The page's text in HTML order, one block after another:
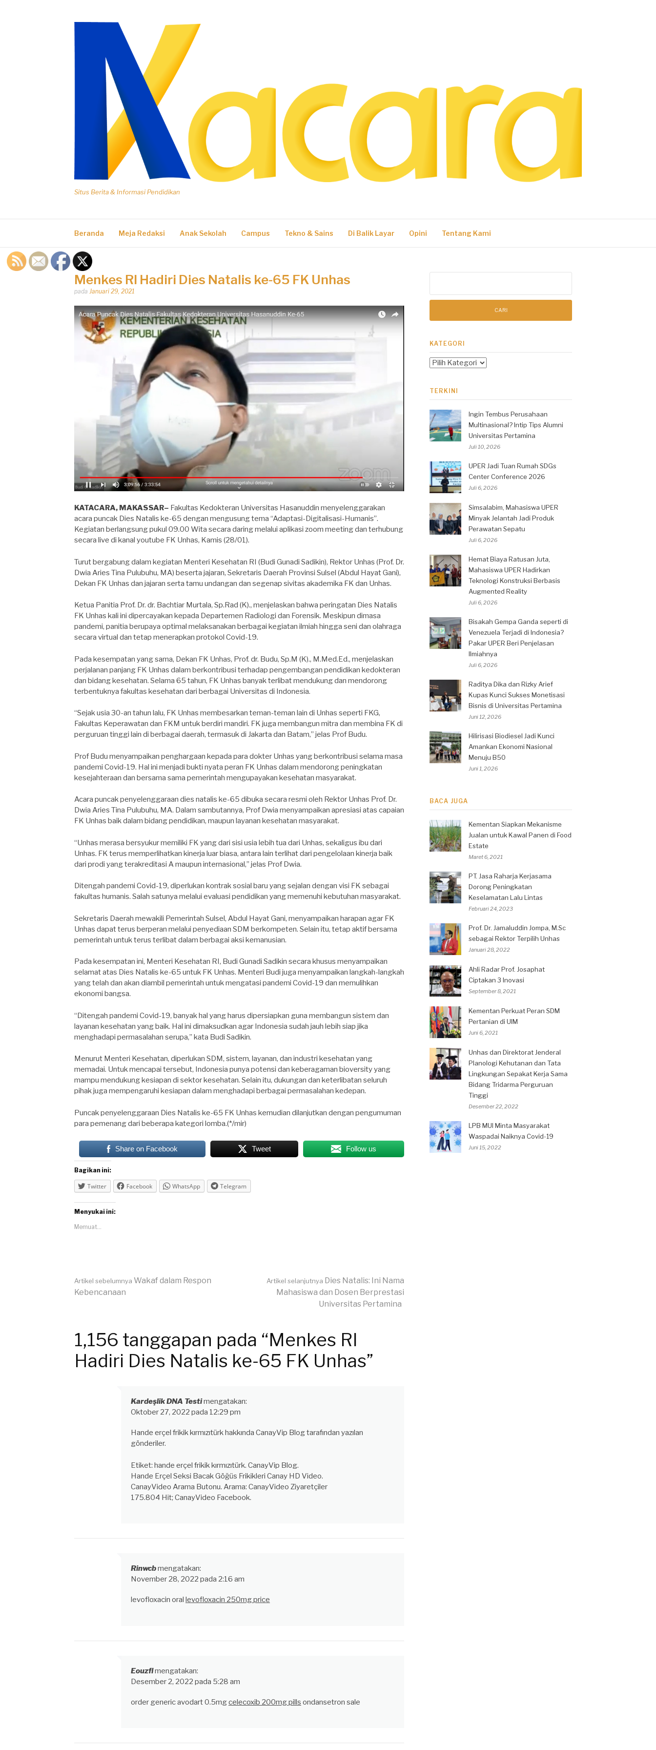
Situs Berita & Informasi Pendidikan
Beranda Meja Redaksi Anak Sekolah Campus Tekno & Sains Di Balik Layar Opini Tentang Kami
Menkes RI Hadiri Dies Natalis ke-65 FK Unhas
Dipos
Dhirga
Erlangga
pada Januari 29, 2021
KATACARA, MAKASSAR– Fakultas Kedokteran Universitas Hasanuddin menyelenggarakan
acara puncak Dies Natalis ke-65 dengan mengusung tema “Adaptasi-Digitalisasi-Humanis”.
Kegiatan berlangsung pukul 09.00 Wita secara daring melalui aplikasi zoom meeting dan terhubung
secara live di kanal youtube FK Unhas, Kamis (28/01).
Turut bergabung dalam kegiatan Menteri Kesehatan RI (Budi Gunadi Sadikin), Rektor Unhas (Prof. Dr.
Dwia Aries Tina Pulubuhu, MA) beserta jajaran, Sekretaris Daerah Provinsi Sulsel (Abdul Hayat Gani),
Dekan FK Unhas dan jajaran serta tamu undangan dan segenap sivitas akademika FK dan Unhas.
Ketua Panitia Prof. Dr. dr. Bachtiar Murtala, Sp.Rad (K)., menjelaskan bahwa peringatan Dies Natalis
FK Unhas kali ini dipercayakan kepada Departemen Radiologi dan Forensik. Meskipun dimasa
pandemi, panitia berupaya optimal melaksanakan berbagai kegiatan ilmiah hingga seni dan olahraga
secara virtual dan tetap menerapkan protokol Covid-19.
Pada kesempatan yang sama, Dekan FK Unhas, Prof. dr. Budu, Sp.M (K)., M.Med.Ed., menjelaskan
perjalanan panjang FK Unhas dalam berkontribusi terhadap pengembangan pendidikan kedokteran
dan bidang kesehatan. Selama 65 tahun, FK Unhas banyak terlibat mendukung dan mendorong
terbentuknya fakultas kesehatan dari berbagai Universitas di Indonesia.
“Sejak usia 30-an tahun lalu, FK Unhas membesarkan teman-teman lain di Unhas seperti FKG,
Fakultas Keperawatan dan FKM untuk berdiri mandiri. FK juga membangun mitra dan membina FK di
perguruan tinggi lain di berbagai daerah, termasuk di Jakarta dan Batam,” jelas Prof Budu.
Prof Budu menyampaikan penghargaan kepada para dokter Unhas yang berkontribusi selama masa
pandemi Covid-19. Hal ini menjadi bukti nyata peran FK Unhas dalam mendorong peningkatan
kesejahteraan dan bersama sama pemerintah mengupayakan kesehatan masyarakat.
Acara puncak penyelenggaraan dies natalis ke-65 dibuka secara resmi oleh Rektor Unhas Prof. Dr.
Dwia Aries Tina Pulubuhu, MA. Dalam sambutannya, Prof Dwia menyampaikan apresiasi atas capaian
FK Unhas baik dalam bidang pendidikan, maupun layanan kesehatan masyarakat.
“Unhas merasa bersyukur memiliki FK yang dari sisi usia lebih tua dari Unhas, sekaligus ibu dari
Unhas. FK terus memperlihatkan kinerja luar biasa, antara lain terlihat dari pengelolaan kinerja baik
dari prodi yang terakreditasi A maupun internasional,” jelas Prof Dwia.
Ditengah pandemi Covid-19, diperlukan kontrak sosial baru yang sejalan dengan visi FK sebagai
fakultas humanis. Salah satunya melalui evaluasi pendidikan yang memenuhi kebutuhan masyarakat.
Sekretaris Daerah mewakili Pemerintah Sulsel, Abdul Hayat Gani, menyampaikan harapan agar FK
Unhas dapat terus berperan melalui penyediaan SDM berkompeten. Selain itu, tetap aktif bersama
pemerintah untuk terus terlibat dalam berbagai aksi kemanusian.
Pada kesempatan ini, Menteri Kesehatan RI, Budi Gunadi Sadikin secara khusus menyampaikan
selamat atas Dies Natalis ke-65 untuk FK Unhas. Menteri Budi juga menyampaikan langkah-langkah
yang telah dan akan diambil pemerintah untuk mengatasi pandemi Covid-19 dan memulihkan
ekonomi bangsa.
“Ditengah pandemi Covid-19, banyak hal yang harus dipersiapkan guna membangun sistem dan
layanan kesehatan yang baik. Hal ini dimaksudkan agar Indonesia sudah jauh lebih siap jika
menghadapi permasalahan serupa,” kata Budi Sadikin.
Menurut Menteri Kesehatan, diperlukan SDM, sistem, layanan, dan industri kesehatan yang
memadai. Untuk mencapai tersebut, Indonesia punya potensi dan keberagaman bioversity yang
mampu mendukung kesiapan di sektor kesehatan. Selain itu, dukungan dan keterlibatan seluruh
pihak juga mempengaruhi kesiapan dalam menghadapi berbagai permasalahan kedepan.
Puncak penyelenggaraan Dies Natalis ke-65 FK Unhas kemudian dilanjutkan dengan pengumuman
para pemenang dari beberapa kategori lomba.(*/mir)
Share on Facebook Tweet Follow us
Bagikan ini:
Twitter Facebook WhatsApp Telegram
Menyukai ini:
Memuat...
Lanjut
Artikel sebelumnya Wakaf dalam Respon
Kebencanaan
Artikel selanjutnya Dies Natalis: Ini Nama
Mahasiswa dan Dosen Berprestasi
Universitas Pertamina
1,156 tanggapan pada “Menkes RI
Hadiri Dies Natalis ke-65 FK Unhas”
Kardeşlik DNA Testimengatakan:
Oktober 27, 2022 pada 12:29 pm
Hande erçel frikik kırmızıtürk hakkında CanayVip Blog tarafından yazılan
gönderiler.
Etiket: hande erçel frikik kırmızıtürk. CanayVip Blog.
Hande Erçel Seksi Bacak Göğüs Frikikleri Canay HD Video.
CanayVideo Arama Butonu. Arama: CanayVideo Ziyaretçiler
175.804 Hit; CanayVideo Facebook.
Rinwcbmengatakan:
November 28, 2022 pada 2:16 am
levofloxacin oral levofloxacin 250mg price
Eouzflmengatakan:
Desember 2, 2022 pada 5:28 am
order generic avodart 0.5mgcelecoxib 200mg pills ondansetron sale
KATEGORI
Kategori
TERKINI
Ingin Tembus Perusahaan
Multinasional? Intip Tips Alumni
Universitas Pertamina
Juli 10, 2026
UPER Jadi Tuan Rumah SDGs
Center Conference 2026
Juli 6, 2026
Simsalabim, Mahasiswa UPER
Minyak Jelantah Jadi Produk
Perawatan Sepatu
Juli 6, 2026
Hemat Biaya Ratusan Juta,
Mahasiswa UPER Hadirkan
Teknologi Konstruksi Berbasis
Augmented Reality
Juli 6, 2026
Bisakah Gempa Ganda seperti di
Venezuela Terjadi di Indonesia?
Pakar UPER Beri Penjelasan
Ilmiahnya
Juli 6, 2026
Raditya Dika dan Rizky Arief
Kupas Kunci Sukses Monetisasi
Bisnis di Universitas Pertamina
Juni 12, 2026
Hilirisasi Biodiesel Jadi Kunci
Amankan Ekonomi Nasional
Menuju B50
Juni 1, 2026
BACA JUGA
Kementan Siapkan Mekanisme
Jualan untuk Kawal Panen di Food
Estate
Maret 6, 2021
PT. Jasa Raharja Kerjasama
Dorong Peningkatan
Keselamatan Lalu Lintas
Februari 24, 2023
Prof. Dr. Jamaluddin Jompa, M.Sc
sebagai Rektor Terpilih Unhas
Januari 28, 2022
Ahli Radar Prof. Josaphat
Ciptakan 3 Inovasi
September 8, 2021
Kementan Perkuat Peran SDM
Pertanian di UIM
Juni 6, 2021
Unhas dan Direktorat Jenderal
Planologi Kehutanan dan Tata
Lingkungan Sepakat Kerja Sama
Bidang Tridarma Perguruan
Tinggi
Desember 22, 2022
LPB MUI Minta Masyarakat
Waspadai Naiknya Covid-19
Juni 15, 2022